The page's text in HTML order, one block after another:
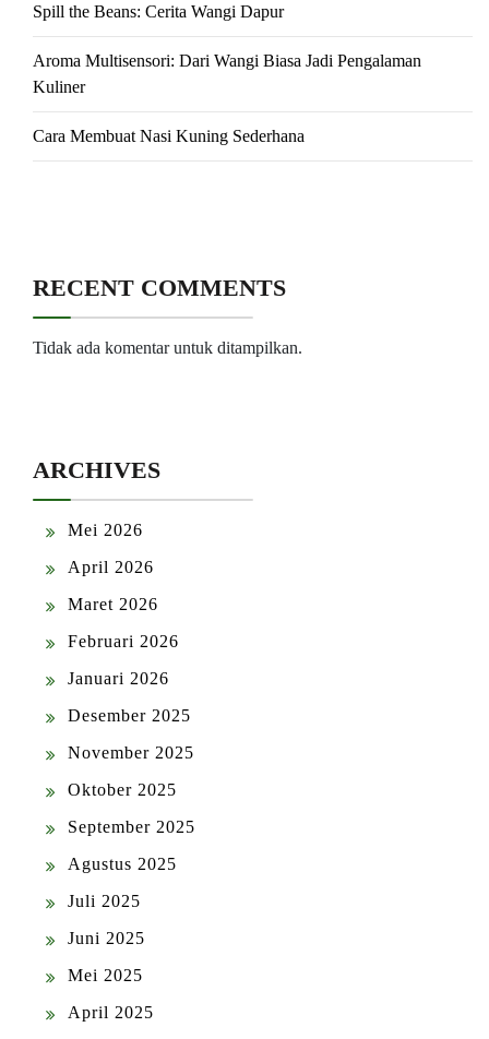
Spill the Beans: Cerita Wangi Dapur
Aroma Multisensori: Dari Wangi Biasa Jadi Pengalaman
Kuliner
Cara Membuat Nasi Kuning Sederhana
RECENT COMMENTS
Tidak ada komentar untuk ditampilkan.
ARCHIVES
Mei 2026
April 2026
Maret 2026
Februari 2026
Januari 2026
Desember 2025
November 2025
Oktober 2025
September 2025
Agustus 2025
Juli 2025
Juni 2025
Mei 2025
April 2025